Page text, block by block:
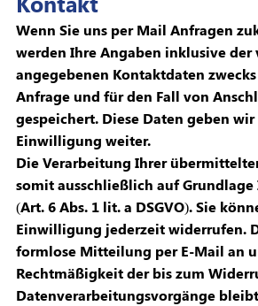
Wenn Sie uns per Mail Anfragen
werden Ihre Angaben inklusive der
angegebenen Kontaktdaten
Anfrage und für den Fall von
gespeichert. Diese Daten geben
Einwilligung weiter.
Die Verarbeitung Ihrer
somit ausschließlich auf
(Art. 6 Abs. 1 lit. a DSGVO). Sie
Einwilligung jederzeit widerrufen.
formlose Mitteilung per E-Mail an
Rechtmäßigkeit der bis zum
Datenverarbeitungsvorgänge